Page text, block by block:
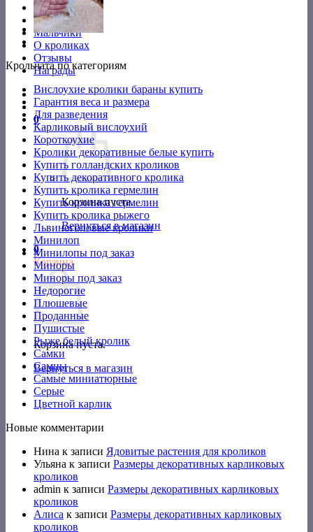
Короткоухие
Девочки
Мальчики
О кроликах
Отзывы
Награды
0
Корзина пуста.
Вернуться в магазин
0
Корзина
Корзина пуста.
Вернуться в магазин
Крольчата по категориям
Вислоухие кролики бараны купить
Гарантия веса и размера
Для разведения
Карликовый вислоухий
Короткоухие
Кролики декоративные белые купить
Купить голландских кроликов
Купить декоративного кролика
Купить кролика гермелин
Купить кролика гермелин
Купить кролика рыжего
Львиноголовые кролики
Минилоп
Минилопы под заказ
Миноры
Миноры под заказ
Недорогие
Плюшевые
Проданные
Пушистые
Рыже белый кролик
Самки
Самцы
Самые миниатюрные
Серые
Цветной карлик
Новые комментарии
Нина к записи Ядовитые растения для кроликов
Ульяна к записи Размеры декоративных карликовых
кроликов
admin к записи Размеры декоративных карликовых
кроликов
Алиса к записи Размеры декоративных карликовых
кроликов